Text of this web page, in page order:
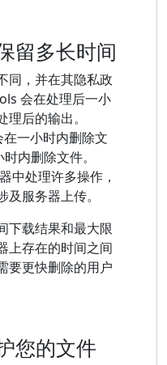
留多长时间
同，并在其隐私政
会在处理后一小
后的输出。
一小时内删除文
内删除文件。
中处理许多操作，
服务器上传。
下载结果和最大限
上存在的时间之间
要更快删除的用户
您的文件